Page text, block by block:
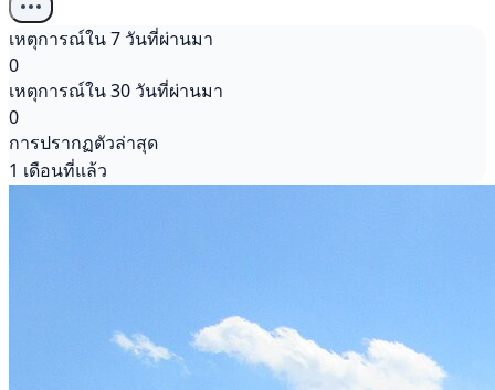
เหตุการณ์ใน 7 วันที่ผ่านมา
0
เหตุการณ์ใน 30 วันที่ผ่านมา
0
การปรากฏตัวล่าสุด
1 เดือนที่แล้ว